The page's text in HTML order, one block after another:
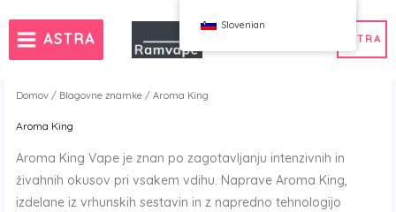
vsebino
ASTRA ASTRA
Domov / Blagovne znamke / Aroma King
Aroma King
Aroma King Vape je znan po zagotavljanju intenzivnih in
živahnih okusov pri vsakem vdihu. Naprave Aroma King,
izdelane iz vrhunskih sestavin in z napredno tehnologijo
vapov SlovenijaVeleprodaja vapov Slovenija
Slovenian